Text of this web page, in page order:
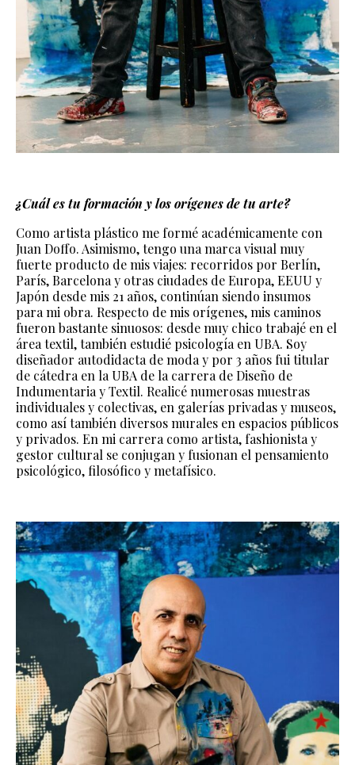
¿Cuál es tu formación y los orígenes de tu arte?
Como artista plástico me formé académicamente con
Juan Doffo. Asimismo, tengo una marca visual muy
fuerte producto de mis viajes: recorridos por Berlín,
París, Barcelona y otras ciudades de Europa, EEUU y
Japón desde mis 21 años, continúan siendo insumos
para mi obra. Respecto de mis orígenes, mis caminos
fueron bastante sinuosos: desde muy chico trabajé en el
área textil, también estudié psicología en UBA. Soy
diseñador autodidacta de moda y por 3 años fui titular
de cátedra en la UBA de la carrera de Diseño de
Indumentaria y Textil. Realicé numerosas muestras
individuales y colectivas, en galerías privadas y museos,
como así también diversos murales en espacios públicos
y privados. En mi carrera como artista, fashionista y
gestor cultural se conjugan y fusionan el pensamiento
psicológico, filosófico y metafísico.